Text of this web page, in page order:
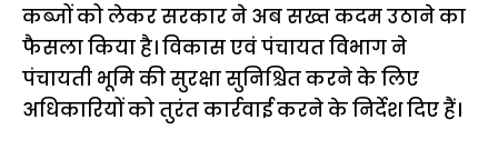
कब्जों को लेकर सरकार ने अब सख्त कदम उठाने का
फैसला किया है। विकास एवं पंचायत विभाग ने
पंचायती भूमि की सुरक्षा सुनिश्चित करने के लिए
अधिकारियों को तुरंत कार्रवाई करने के निर्देश दिए हैं।